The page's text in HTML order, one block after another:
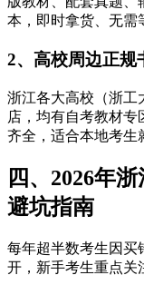
本，即时拿货、无需
2、高校周边正规
浙江各大高校（浙工
店，均有自考教材
齐全，适合本地考生
四、2026年
避坑指南
每年超半数考生因买
开，新手考生重点关